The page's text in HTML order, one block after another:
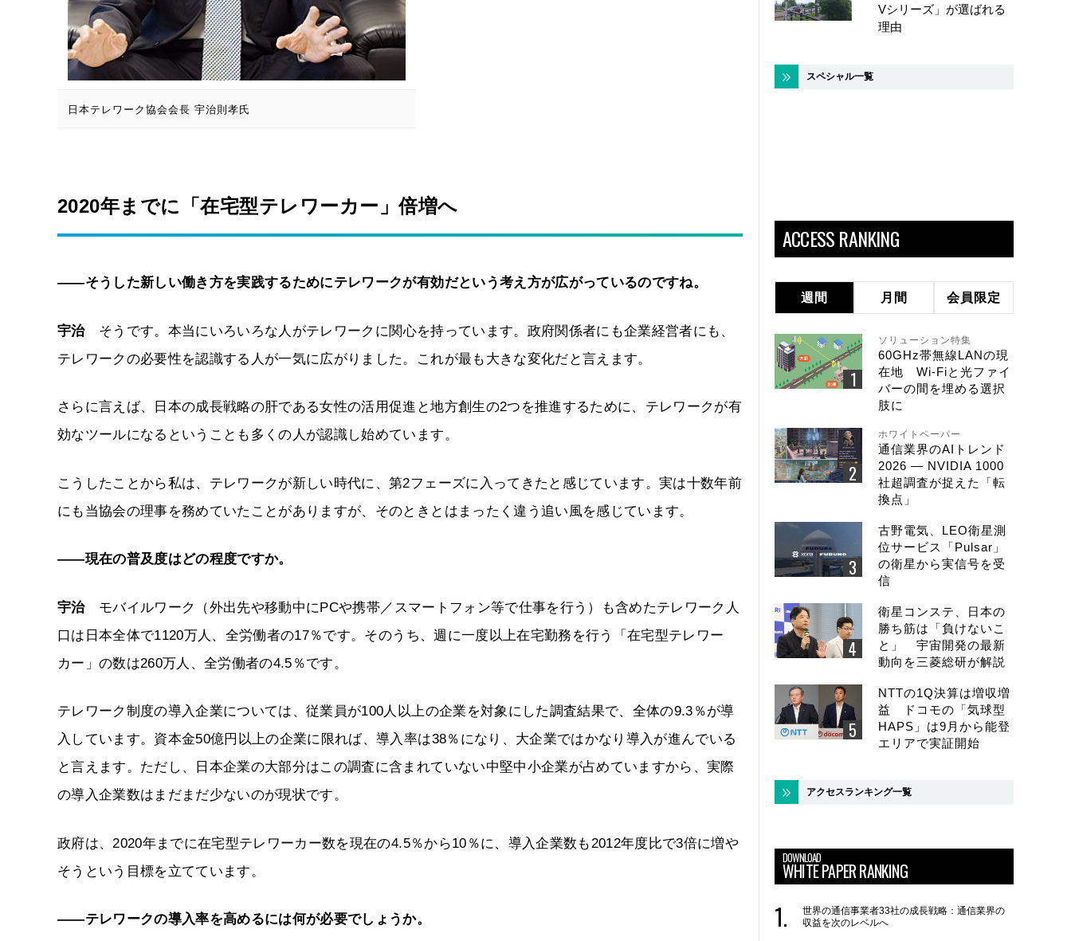
日本テレワーク協会会長 宇治則孝氏
2020年までに「在宅型テレワーカー」倍増へ
――そうした新しい働き方を実践するためにテレワークが有効だという考え方が広がっているのですね。
宇治そうです。本当にいろいろな人がテレワークに関心を持っています。政府関係者にも企業経営者にも、
テレワークの必要性を認識する人が一気に広がりました。これが最も大きな変化だと言えます。
さらに言えば、日本の成長戦略の肝である女性の活用促進と地方創生の2つを推進するために、テレワークが有
効なツールになるということも多くの人が認識し始めています。
こうしたことから私は、テレワークが新しい時代に、第2フェーズに入ってきたと感じています。実は十数年前
にも当協会の理事を務めていたことがありますが、そのときとはまったく違う追い風を感じています。
――現在の普及度はどの程度ですか。
宇治モバイルワーク（外出先や移動中にPCや携帯／スマートフォン等で仕事を行う）も含めたテレワーク人
口は日本全体で1120万人、全労働者の17％です。そのうち、週に一度以上在宅勤務を行う「在宅型テレワー
カー」の数は260万人、全労働者の4.5％です。
テレワーク制度の導入企業については、従業員が100人以上の企業を対象にした調査結果で、全体の9.3％が導
入しています。資本金50億円以上の企業に限れば、導入率は38％になり、大企業ではかなり導入が進んでいる
と言えます。ただし、日本企業の大部分はこの調査に含まれていない中堅中小企業が占めていますから、実際
の導入企業数はまだまだ少ないのが現状です。
政府は、2020年までに在宅型テレワーカー数を現在の4.5％から10％に、導入企業数も2012年度比で3倍に増や
そうという目標を立てています。
――テレワークの導入率を高めるには何が必要でしょうか。
Vシリーズ」が選ばれる
理由
スペシャル一覧
ACCESS RANKING
週間 月間 会員限定
ソリューション特集
60GHz帯無線LANの現
在地 Wi-Fiと光ファイ
バーの間を埋める選択
肢に
ホワイトペーパー
通信業界のAIトレンド
2026 ― NVIDIA 1000
社超調査が捉えた「転
換点」
古野電気、LEO衛星測
位サービス「Pulsar」
の衛星から実信号を受
信
衛星コンステ、日本の
勝ち筋は「負けないこ
と」 宇宙開発の最新
動向を三菱総研が解説
NTTの1Q決算は増収増
益 ドコモの「気球型
HAPS」は9月から能登
エリアで実証開始
アクセスランキング一覧
DOWNLOAD
WHITE PAPER RANKING
世界の通信事業者33社の成長戦略：通信業界の
収益を次のレベルへ